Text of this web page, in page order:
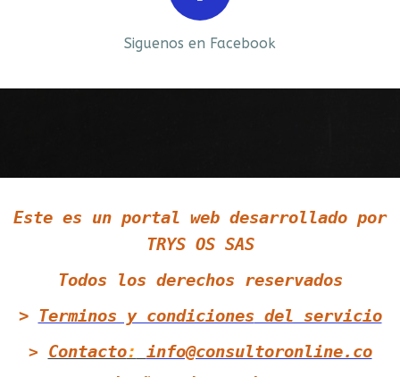
Siguenos en Facebook
Este es un portal web desarrollado por
TRYS OS SAS
Todos los derechos reservados
> Terminos y condiciones del servicio
> Contacto: info@consultoronline.co